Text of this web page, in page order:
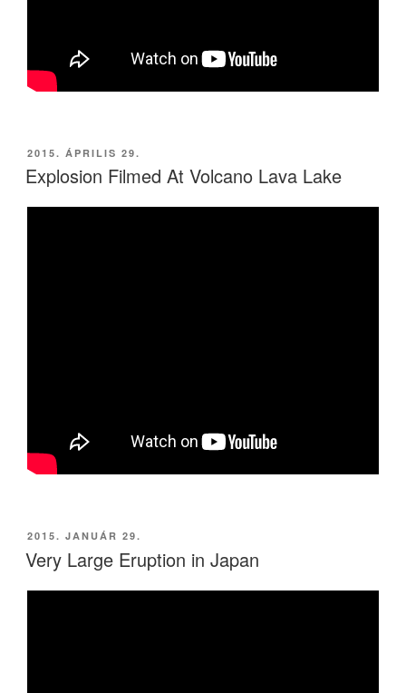
BEKÜLDVE:
2015. ÁPRILIS 29.
Explosion Filmed At Volcano Lava Lake
BEKÜLDVE:
2015. JANUÁR 29.
Very Large Eruption in Japan